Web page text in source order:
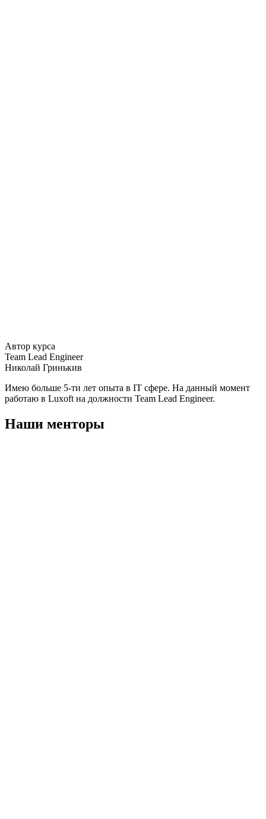
Автор курса
Team Lead Engineer
Николай Гринькив
Имею больше 5-ти лет опыта в IT сфере. На данный момент
работаю в Luxoft на должности Team Lead Engineer.
Наши менторы